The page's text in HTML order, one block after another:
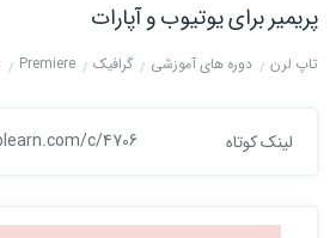
پریمیر برای یوتیوب و آپارات
تاپ لرن دوره های آموزشی گرافیک Premiere
لینک کوتاه c/4706